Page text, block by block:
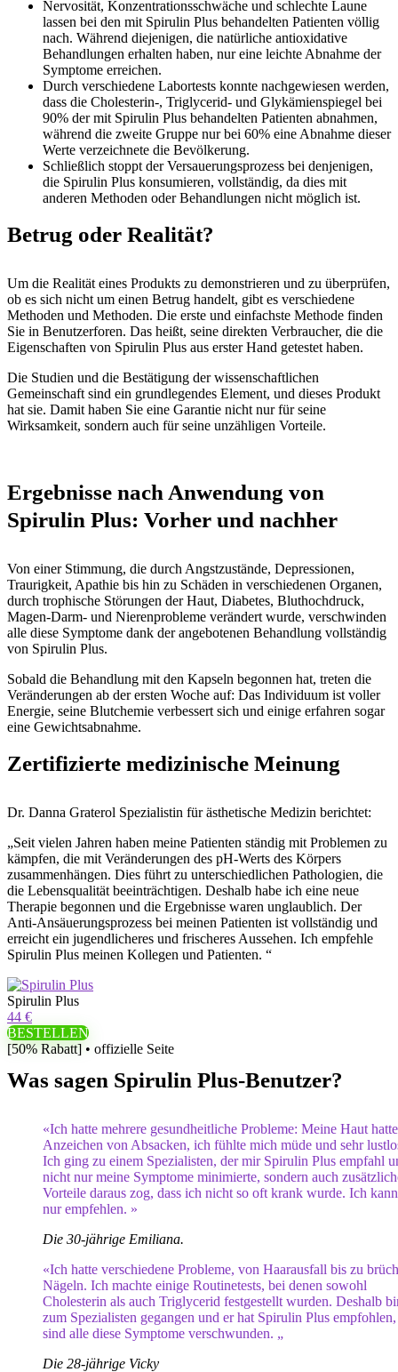
Nervosität, Konzentrationsschwäche und schlechte Laune
lassen bei den mit Spirulin Plus behandelten Patienten völlig
nach. Während diejenigen, die natürliche antioxidative
Behandlungen erhalten haben, nur eine leichte Abnahme der
Symptome erreichen.
Durch verschiedene Labortests konnte nachgewiesen werden,
dass die Cholesterin-, Triglycerid- und Glykämienspiegel bei
90% der mit Spirulin Plus behandelten Patienten abnahmen,
während die zweite Gruppe nur bei 60% eine Abnahme dieser
Werte verzeichnete die Bevölkerung.
Schließlich stoppt der Versauerungsprozess bei denjenigen,
die Spirulin Plus konsumieren, vollständig, da dies mit
anderen Methoden oder Behandlungen nicht möglich ist.
Betrug oder Realität?
Um die Realität eines Produkts zu demonstrieren und zu überprüfen,
ob es sich nicht um einen Betrug handelt, gibt es verschiedene
Methoden und Methoden. Die erste und einfachste Methode finden
Sie in Benutzerforen. Das heißt, seine direkten Verbraucher, die die
Eigenschaften von Spirulin Plus aus erster Hand getestet haben.
Die Studien und die Bestätigung der wissenschaftlichen
Gemeinschaft sind ein grundlegendes Element, und dieses Produkt
hat sie. Damit haben Sie eine Garantie nicht nur für seine
Wirksamkeit, sondern auch für seine unzähligen Vorteile.
Ergebnisse nach Anwendung von
Spirulin Plus: Vorher und nachher
Von einer Stimmung, die durch Angstzustände, Depressionen,
Traurigkeit, Apathie bis hin zu Schäden in verschiedenen Organen,
durch trophische Störungen der Haut, Diabetes, Bluthochdruck,
Magen-Darm- und Nierenprobleme verändert wurde, verschwinden
alle diese Symptome dank der angebotenen Behandlung vollständig
von Spirulin Plus.
Sobald die Behandlung mit den Kapseln begonnen hat, treten die
Veränderungen ab der ersten Woche auf: Das Individuum ist voller
Energie, seine Blutchemie verbessert sich und einige erfahren sogar
eine Gewichtsabnahme.
Zertifizierte medizinische Meinung
Dr. Danna Graterol Spezialistin für ästhetische Medizin berichtet:
„Seit vielen Jahren haben meine Patienten ständig mit Problemen zu
kämpfen, die mit Veränderungen des pH-Werts des Körpers
zusammenhängen. Dies führt zu unterschiedlichen Pathologien, die
die Lebensqualität beeinträchtigen. Deshalb habe ich eine neue
Therapie begonnen und die Ergebnisse waren unglaublich. Der
Anti-Ansäuerungsprozess bei meinen Patienten ist vollständig und
erreicht ein jugendlicheres und frischeres Aussehen. Ich empfehle
Spirulin Plus meinen Kollegen und Patienten. “
Spirulin Plus
44 €
BESTELLEN
[50% Rabatt] • offizielle Seite
Was sagen Spirulin Plus-Benutzer?
«Ich hatte mehrere gesundheitliche Probleme: Meine Haut hatte
Anzeichen von Absacken, ich fühlte mich müde und sehr
Ich ging zu einem Spezialisten, der mir Spirulin Plus empfahl
nicht nur meine Symptome minimierte, sondern auch
Vorteile daraus zog, dass ich nicht so oft krank wurde. Ich
nur empfehlen. »
Die 30-jährige Emiliana.
«Ich hatte verschiedene Probleme, von Haarausfall bis zu
Nägeln. Ich machte einige Routinetests, bei denen sowohl
Cholesterin als auch Triglycerid festgestellt wurden. Deshalb
zum Spezialisten gegangen und er hat Spirulin Plus
sind alle diese Symptome verschwunden. „
Die 28-jährige Vicky